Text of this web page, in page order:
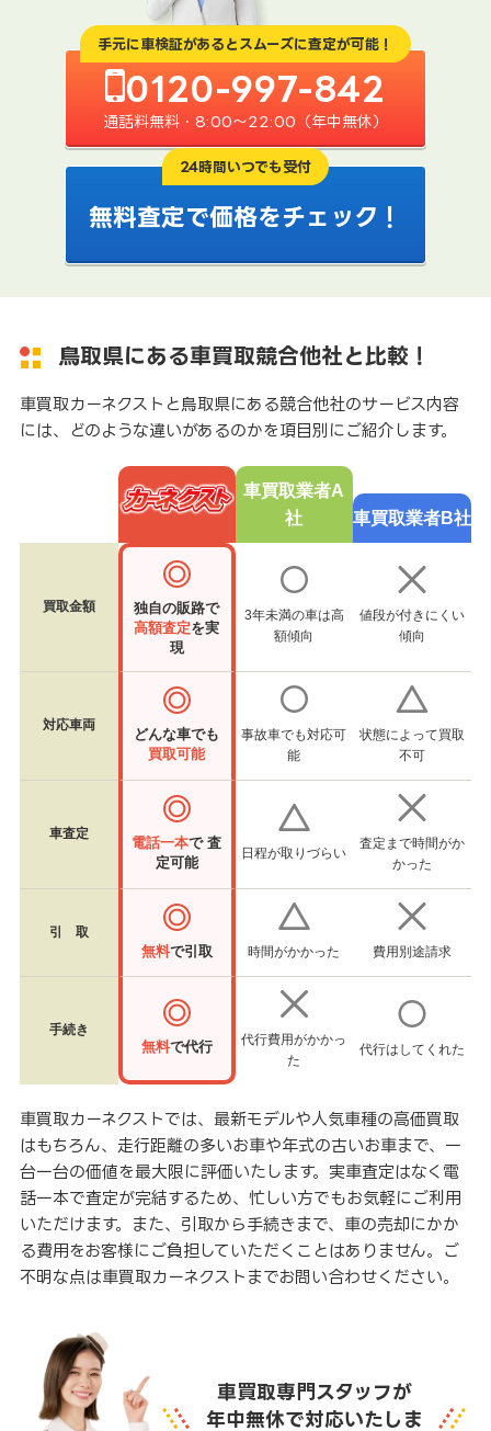
手元に車検証があるとスムーズに査定が可能！
0120-997-842
通話料無料・8:00〜22:00（年中無休）
24時間いつでも受付
無料査定で価格をチェック！
鳥取県にある車買取競合他社と比較！
車買取カーネクストと鳥取県にある競合他社のサービス内容
には、どのような違いがあるのかを項目別にご紹介します。
車買取業者A
社
車買取業者B社
買取金額
独自の販路で
高額査定を実
現
3年未満の車は高
額傾向
値段が付きにくい
傾向
対応車両
どんな車でも
買取可能
事故車でも対応可
能
状態によって買取
不可
車査定
電話一本で 査
定可能
日程が取りづらい
査定まで時間がか
かった
引 取
無料で引取 時間がかかった 費用別途請求
手続き
無料で代行
代行費用がかかっ
た
代行はしてくれた
車買取カーネクストでは、最新モデルや人気車種の高価買取
はもちろん、走行距離の多いお車や年式の古いお車まで、一
台一台の価値を最大限に評価いたします。実車査定はなく電
話一本で査定が完結するため、忙しい方でもお気軽にご利用
いただけます。また、引取から手続きまで、車の売却にかか
る費用をお客様にご負担していただくことはありません。ご
不明な点は車買取カーネクストまでお問い合わせください。
車買取専門スタッフが
年中無休で対応いたしま